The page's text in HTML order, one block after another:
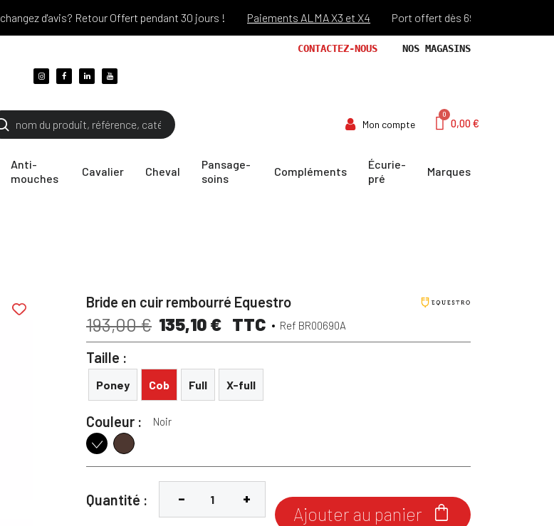
d'avis? Retour Offert pendant 30 jours ! Paiements ALMA X3 et X4 Port offert dès 69€ d'achats !*
CONTACTEZ-NOUS NOS MAGASINS
Mon compte 0,00 €
Anti-
mouches
Cavalier Cheval
Pansage-
soins
Compléments
Écurie-
pré
Marques
Bride en cuir rembourré Equestro
193,00 € 135,10 € TTC Ref BR00690A
Taille :
Poney Cob Full X-full
Couleur : Noir
Noir Marron foncé
Quantité :

Ajouter au panier